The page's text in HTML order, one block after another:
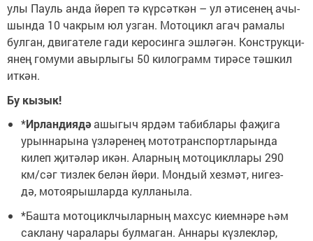
улы Пауль ан­да йө­реп тә күр­сәт­кән – ул әти­се­нең ачы­
шын­да 10 чак­рым юл уз­ган. Мо­то­цикл агач ра­ма­лы
бул­ган, дви­га­те­ле га­ди ке­ро­син­га эш­лә­гән. Конст­рук­ци­
я­нең го­му­ми авыр­лы­гы 50 ки­лог­рамм ти­рә­се тәш­кил
ит­кән.
Бу кы­зык!
*Ир­лан­ди­я­дәашы­гыч яр­дәм та­биб­ла­ры фа­җи­га
урын­на­ры­на үз­лә­ре­нең мо­тот­ранс­порт­ла­рын­да
ки­леп җи­тә­ләр икән. Алар­ның мо­то­цикл­ла­ры 290
км/­сәг тиз­лек бе­лән йө­ри. Мон­дый хез­мәт, ни­гез­
дә, мо­то­я­рыш­лар­да кул­ла­ны­ла.
*Баш­та мо­то­цикл­чы­лар­ның мах­сус ки­ем­нә­ре һәм
сак­ла­ну ча­ра­ла­ры бул­ма­ган. Ан­на­ры күз­лек­ләр,